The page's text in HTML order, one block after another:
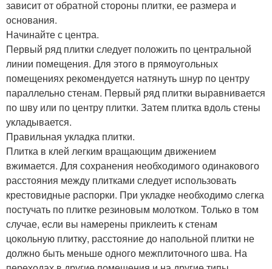
зависит от обратной стороны плитки, ее размера и
основания.
Начинайте с центра.
Первый ряд плитки следует положить по центральной
линии помещения. Для этого в прямоугольных
помещениях рекомендуется натянуть шнур по центру
параллельно стенам. Первый ряд плитки выравнивается
по шву или по центру плитки. Затем плитка вдоль стены
укладывается.
Правильная укладка плитки.
Плитка в клей легким вращающим движением
вжимается. Для сохранения необходимого одинакового
расстояния между плитками следует использовать
крестовидные распорки. При укладке необходимо слегка
постучать по плитке резиновым молотком. Только в том
случае, если вы намерены приклеить к стенам
цокольную плитку, расстояние до напольной плитки не
должно быть меньше одного межплиточного шва. На